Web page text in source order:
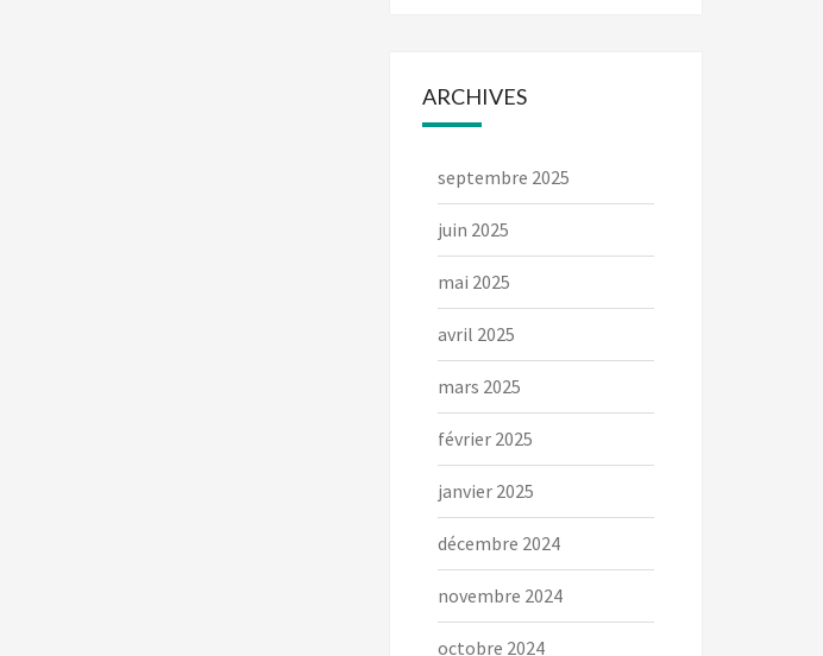
ARCHIVES
septembre 2025
juin 2025
mai 2025
avril 2025
mars 2025
février 2025
janvier 2025
décembre 2024
novembre 2024
octobre 2024